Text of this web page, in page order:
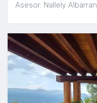
Asesor: Nallely Albarran